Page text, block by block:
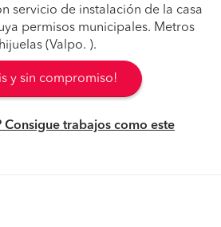
servicio de instalación de la casa
permisos municipales. Metros
(Valpo. ).
y sin compromiso!
Consigue trabajos como este